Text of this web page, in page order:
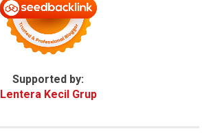
Supported by:
Lentera Kecil Grup